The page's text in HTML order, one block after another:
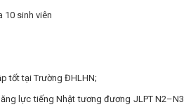
10 sinh viên
tốt tại Trường ĐHLHN;
lực tiếng Nhật tương đương JLPT N2–N3